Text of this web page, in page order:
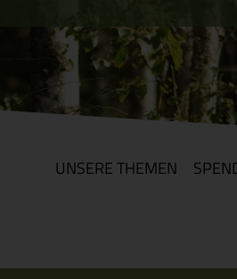
UNSERE THEMEN